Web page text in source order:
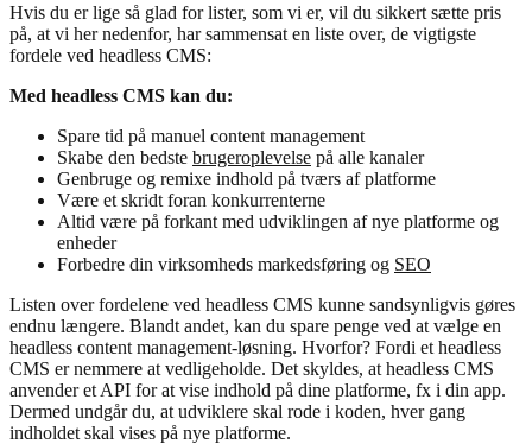
Hvis du er lige så glad for lister, som vi er, vil du sikkert sætte pris
på, at vi her nedenfor, har sammensat en liste over, de vigtigste
fordele ved headless CMS:
Med headless CMS kan du:
Spare tid på manuel content management
Skabe den bedste brugeroplevelse på alle kanaler
Genbruge og remixe indhold på tværs af platforme
Være et skridt foran konkurrenterne
Altid være på forkant med udviklingen af nye platforme og
enheder
Forbedre din virksomheds markedsføring og SEO
Listen over fordelene ved headless CMS kunne sandsynligvis gøres
endnu længere. Blandt andet, kan du spare penge ved at vælge en
headless content management-løsning. Hvorfor? Fordi et headless
CMS er nemmere at vedligeholde. Det skyldes, at headless CMS
anvender et API for at vise indhold på dine platforme, fx i din app.
Dermed undgår du, at udviklere skal rode i koden, hver gang
indholdet skal vises på nye platforme.